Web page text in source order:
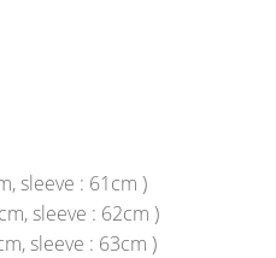
sleeve : 61cm )
sleeve : 62cm )
sleeve : 63cm )